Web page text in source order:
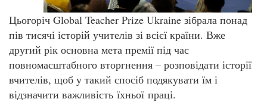
Цьогоріч Global Teacher Prize Ukraine зібрала понад
пів тисячі історій учителів зі всієї країни. Вже
другий рік основна мета премії під час
повномасштабного вторгнення – розповідати історії
вчителів, щоб у такий спосіб подякувати їм і
відзначити важливість їхньої праці.